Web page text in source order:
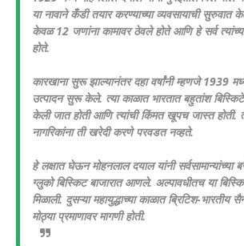
या नावाने कँडी तयार करण्याच्या व्यवसायाची सुरुवात
केवळ 12 जणांना कामावर ठेवले होते आणि हे सर्व
होते.
कारखाना सुरू झाल्यानंतर दहा वर्षांनी म्हणजे 1939
उत्पादन सुरू केले. त्या काळात भारतात बहुतांश
केली जात होती आणि त्यांची किंमत खूपच जास्त होती.
नागरिकांना ती खरेदी करणे परवडत नव्हते.
हे लक्षात घेऊन मोहनलाल दयाल यांनी
ग्लुको बिस्किट बाजारात आणले. अल्पावधीतच या
मिळाली. दुसऱ्या महायुद्धाच्या काळात ब्रिटिश-भारतीय
मोठ्या प्रमाणावर मागणी होती.